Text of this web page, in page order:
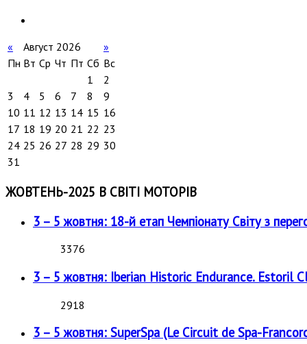
« Август 2026
»
Пн Вт Ср Чт Пт Сб Вс
1
2
3
4 5 6 7 8
9
10 11 12 13 14 15 16
17 18 19 20 21 22 23
24 25 26 27 28 29 30
31
ЖОВТЕНЬ-2025 В СВІТІ МОТОРІВ
3 – 5 жовтня: 18-й етап Чемпіонату Світу з
3376
3 – 5 жовтня: Iberian Historic Endurance. Estoril
2918
3 – 5 жовтня: SuperSpa (Le Circuit de Spa-